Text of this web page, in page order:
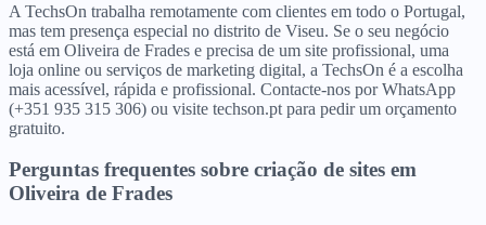
A TechsOn trabalha remotamente com clientes em todo o Portugal,
mas tem presença especial no distrito de Viseu. Se o seu negócio
está em Oliveira de Frades e precisa de um site profissional, uma
loja online ou serviços de marketing digital, a TechsOn é a escolha
mais acessível, rápida e profissional. Contacte-nos por WhatsApp
(+351 935 315 306) ou visite techson.pt para pedir um orçamento
gratuito.
Perguntas frequentes sobre criação de sites em
Oliveira de Frades